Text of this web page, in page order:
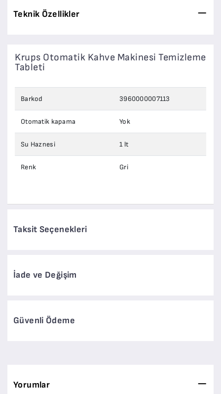
Teknik Özellikler
Krups Otomatik Kahve Makinesi Temizleme
Tableti
Barkod 3960000007113
Otomatik kapama Yok
Su Haznesi 1 lt
Renk Gri
Taksit Seçenekleri
İade ve Değişim
Güvenli Ödeme
Yorumlar